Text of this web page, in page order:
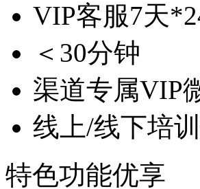
VIP客服7天
＜30分钟
渠道专属VIP
线上/线下培
特色功能优享